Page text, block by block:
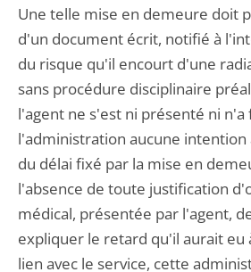
Une telle mise en demeure doit
d'un document écrit, notifié à
du risque qu'il encourt d'une
sans procédure disciplinaire
l'agent ne s'est ni présenté ni n'a
l'administration aucune
du délai fixé par la mise en
l'absence de toute justification
médical, présentée par l'agent,
expliquer le retard qu'il aurait eu
lien avec le service, cette